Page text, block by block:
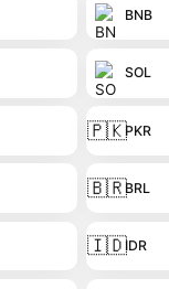
BNB
SOL
🇵🇰PKR
🇧🇷BRL
🇮🇩IDR